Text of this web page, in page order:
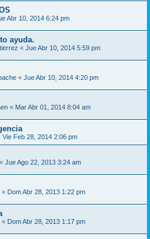
Abr 10, 2014 6:24 pm
ayuda.
« Jue Abr 10, 2014 5:59 pm
« Jue Abr 10, 2014 4:20 pm
« Mar Abr 01, 2014 8:04 am
Vie Feb 28, 2014 2:06 pm
« Jue Ago 22, 2013 3:24 am
« Dom Abr 28, 2013 1:22 pm
« Dom Abr 28, 2013 1:17 pm